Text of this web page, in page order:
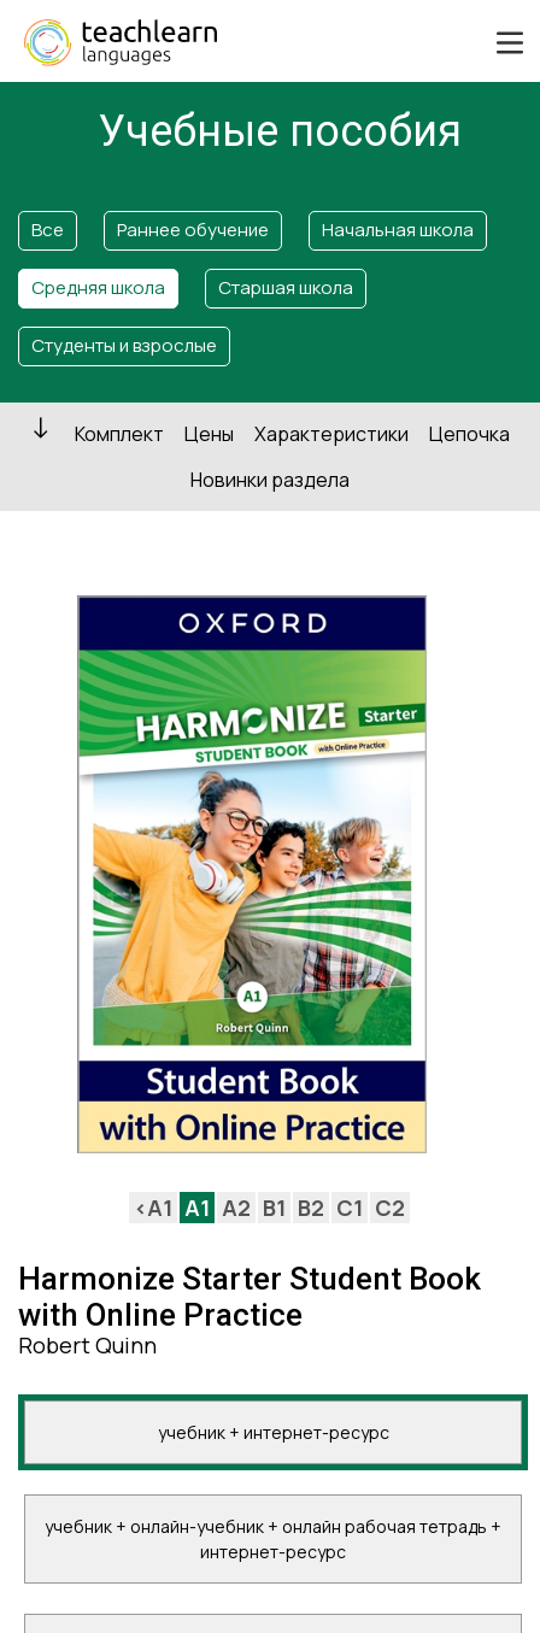
Учебные пособия
Все Раннее обучение Начальная школа
Средняя школа Старшая школа
Студенты и взрослые
Комплект Цены Характеристики
Цепочка
Новинки раздела
<A1 A1 A2 B1 B2 C1 C2
Harmonize Starter Student Book
with Online Practice
Robert Quinn
учебник + интернет-ресурс
учебник + онлайн-учебник + онлайн рабочая тетрадь +
интернет-ресурс